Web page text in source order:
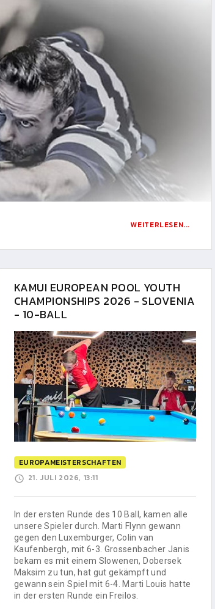
WEITERLESEN...
KAMUI EUROPEAN POOL YOUTH
CHAMPIONSHIPS 2026 - SLOVENIA
- 10-BALL
EUROPAMEISTERSCHAFTEN
21. JULI 2026, 13:11
In der ersten Runde des 10 Ball, kamen alle
unsere Spieler durch. Marti Flynn gewann
gegen den Luxemburger, Colin van
Kaufenbergh, mit 6-3. Grossenbacher Janis
bekam es mit einem Slowenen, Dobersek
Maksim zu tun, hat gut gekämpft und
gewann sein Spiel mit 6-4. Marti Louis hatte
in der ersten Runde ein Freilos.